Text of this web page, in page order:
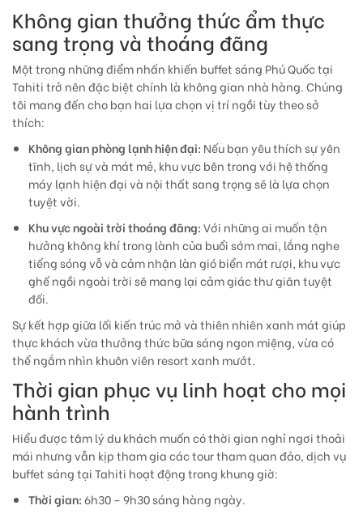
Không gian thưởng thức ẩm thực
sang trọng và thoáng đãng
Một trong những điểm nhấn khiến buffet sáng Phú Quốctại
Tahiti trở nên đặc biệt chính là không gian nhà hàng. Chúng
tôi mang đến cho bạn hai lựa chọn vị trí ngồi tùy theo sở
thích:
Không gian phòng lạnh hiện đại: Nếu bạn yêu thích sự yên
tĩnh, lịch sự và mát mẻ, khu vực bên trong với hệ thống
máy lạnh hiện đại và nội thất sang trọng sẽ là lựa chọn
tuyệt vời.
Khu vực ngoài trời thoáng đãng:Với những ai muốn tận
hưởng không khí trong lành của buổi sớm mai, lắng nghe
tiếng sóng vỗ và cảm nhận làn gió biển mát rượi, khu vực
ghế ngồi ngoài trời sẽ mang lại cảm giác thư giãn tuyệt
đối.
Sự kết hợp giữa lối kiến trúc mở và thiên nhiên xanh mát giúp
thực khách vừa thưởng thức bữa sáng ngon miệng, vừa có
thể ngắm nhìn khuôn viên resort xanh mướt.
Thời gian phục vụ linh hoạt cho mọi
hành trình
Hiểu được tâm lý du khách muốn có thời gian nghỉ ngơi thoải
mái nhưng vẫn kịp tham gia các tour tham quan đảo, dịch vụ
buffet sáng tại Tahiti hoạt động trong khung giờ:
Thời gian:6h30 – 9h30 sáng hàng ngày.